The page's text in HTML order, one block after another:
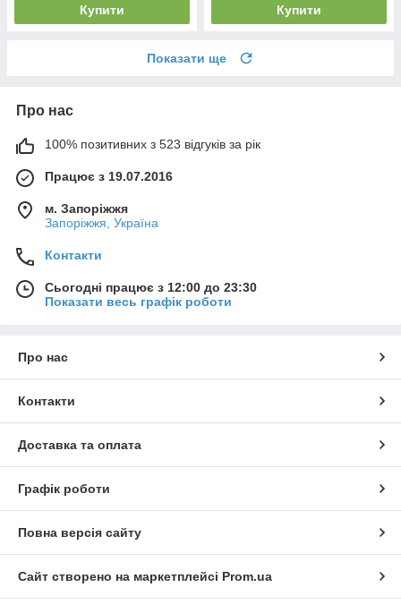
Купити Купити
Показати ще
Про нас
100% позитивних з 523 відгуків за рік
Працює з 19.07.2016
м. Запоріжжя
Запоріжжя, Україна
Контакти
Сьогодні працює з 12:00 до 23:30
Показати весь графік роботи
Про нас
Контакти
Доставка та оплата
Графік роботи
Повна версія сайту
Сайт створено на маркетплейсі Prom.ua